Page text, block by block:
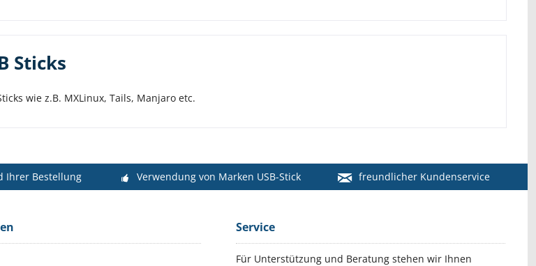
Sticks
wie z.B. MXLinux, Tails, Manjaro etc.
Ihrer Bestellung Verwendung von Marken USB-Stick freundlicher Kundenservice
Service
Für Unterstützung und Beratung stehen wir Ihnen